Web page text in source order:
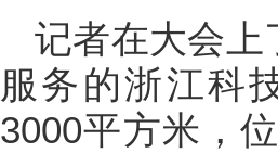
记者在大会上
服务的浙江科
3000平方米，